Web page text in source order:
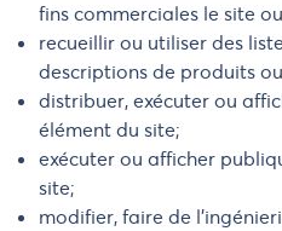
fins commerciales le site
recueillir ou utiliser des
descriptions de produits
distribuer, exécuter ou
élément du site;
exécuter ou afficher
site;
modifier, faire de